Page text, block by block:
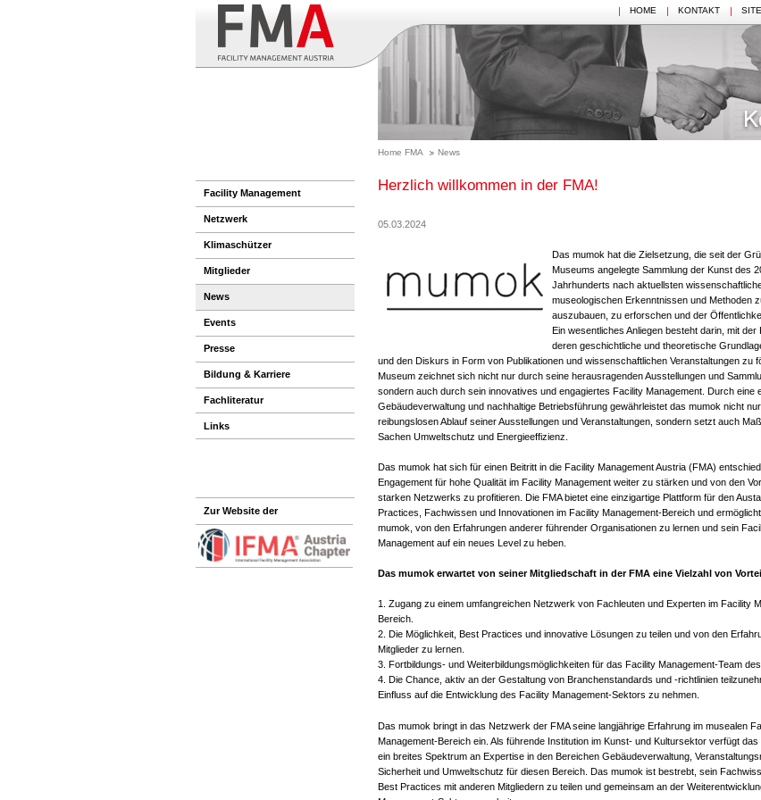
HOME KONTAKT
Home FMA News
Facility Management
Netzwerk
Klimaschützer
Mitglieder
News
Events
Presse
Bildung & Karriere
Fachliteratur
Links
Zur Website der
Herzlich willkommen in der FMA!
05.03.2024
Das mumok hat die Zielsetzung, die seit der
Museums angelegte Sammlung der Kunst des
Jahrhunderts nach aktuellsten
museologischen Erkenntnissen und Methoden
auszubauen, zu erforschen und der
Ein wesentliches Anliegen besteht darin, mit der
deren geschichtliche und theoretische
und den Diskurs in Form von Publikationen und wissenschaftlichen Veranstaltungen zu
Museum zeichnet sich nicht nur durch seine herausragenden Ausstellungen und
sondern auch durch sein innovatives und engagiertes Facility Management. Durch eine
Gebäudeverwaltung und nachhaltige Betriebsführung gewährleistet das mumok nicht
reibungslosen Ablauf seiner Ausstellungen und Veranstaltungen, sondern setzt auch
Sachen Umweltschutz und Energieeffizienz.
Das mumok hat sich für einen Beitritt in die Facility Management Austria (FMA)
Engagement für hohe Qualität im Facility Management weiter zu stärken und von den
starken Netzwerks zu profitieren. Die FMA bietet eine einzigartige Plattform für den
Practices, Fachwissen und Innovationen im Facility Management-Bereich und
mumok, von den Erfahrungen anderer führender Organisationen zu lernen und sein
Management auf ein neues Level zu heben.
Das mumok erwartet von seiner Mitgliedschaft in der FMA eine Vielzahl von
Zugang zu einem umfangreichen Netzwerk von Fachleuten und Experten im Facility
Bereich.
Die Möglichkeit, Best Practices und innovative Lösungen zu teilen und von den
Mitglieder zu lernen.
Fortbildungs- und Weiterbildungsmöglichkeiten für das Facility Management-Team
Die Chance, aktiv an der Gestaltung von Branchenstandards und -richtlinien
Einfluss auf die Entwicklung des Facility Management-Sektors zu nehmen.
Das mumok bringt in das Netzwerk der FMA seine langjährige Erfahrung im musealen
Management-Bereich ein. Als führende Institution im Kunst- und Kultursektor verfügt
ein breites Spektrum an Expertise in den Bereichen Gebäudeverwaltung,
Sicherheit und Umweltschutz für diesen Bereich. Das mumok ist bestrebt, sein
Best Practices mit anderen Mitgliedern zu teilen und gemeinsam an der